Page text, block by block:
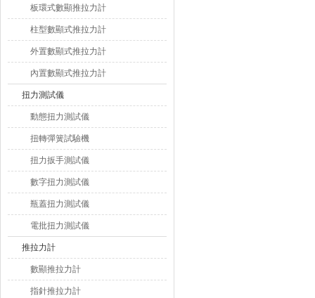
板環式數顯推拉力計
柱型數顯式推拉力計
外置數顯式推拉力計
內置數顯式推拉力計
扭力測試儀
動態扭力測試儀
扭轉彈簧試驗機
扭力扳手測試儀
數字扭力測試儀
瓶蓋扭力測試儀
電批扭力測試儀
推拉力計
數顯推拉力計
指針推拉力計